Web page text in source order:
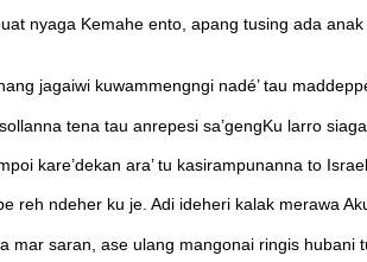
nyaga Kemahe ento, apang tusing ada
jagaiwi kuwammengngi nadé’ tau
tena tau anrepesi sa’gengKu larro
kare’dekan ara’ tu kasirampunanna to
reh ndeher ku je. Adi ideheri kalak merawa
saran, ase ulang mangonai ringis